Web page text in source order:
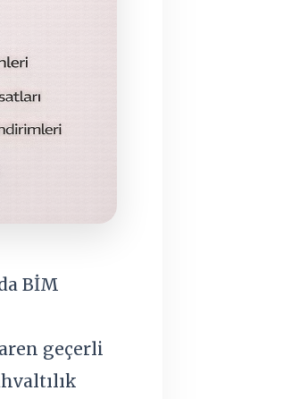
BİM
geçerli